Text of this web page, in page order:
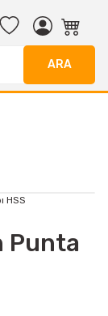
ARA
Punta